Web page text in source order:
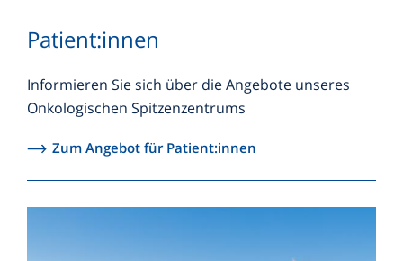
Patient:innen
Informieren Sie sich über die Angebote unseres
Onkologischen Spitzenzentrums
Zum Angebot für Patient:innen